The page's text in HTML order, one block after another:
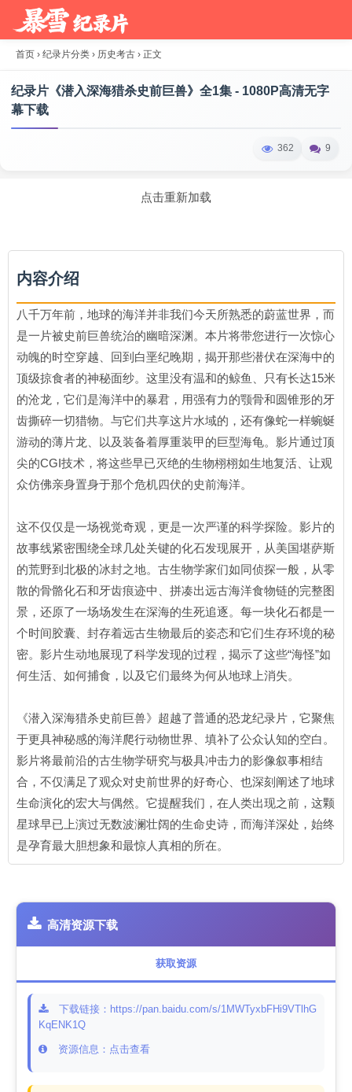
首页 › 纪录片分类 › 历史考古 › 正文
纪录片《潜入深海猎杀史前巨兽》全1集 - 1080P高清无字
幕下载
362 9
点击重新加载
内容介绍
八千万年前，地球的海洋并非我们今天所熟悉的蔚蓝世界，而
是一片被史前巨兽统治的幽暗深渊。本片将带您进行一次惊心
动魄的时空穿越、回到白垩纪晚期，揭开那些潜伏在深海中的
顶级掠食者的神秘面纱。这里没有温和的鲸鱼、只有长达15米
的沧龙，它们是海洋中的暴君，用强有力的颚骨和圆锥形的牙
齿撕碎一切猎物。与它们共享这片水域的，还有像蛇一样蜿蜒
游动的薄片龙、以及装备着厚重装甲的巨型海龟。影片通过顶
尖的CGI技术，将这些早已灭绝的生物栩栩如生地复活、让观
众仿佛亲身置身于那个危机四伏的史前海洋。
这不仅仅是一场视觉奇观，更是一次严谨的科学探险。影片的
故事线紧密围绕全球几处关键的化石发现展开，从美国堪萨斯
的荒野到北极的冰封之地。古生物学家们如同侦探一般，从零
散的骨骼化石和牙齿痕迹中、拼凑出远古海洋食物链的完整图
景，还原了一场场发生在深海的生死追逐。每一块化石都是一
个时间胶囊、封存着远古生物最后的姿态和它们生存环境的秘
密。影片生动地展现了科学发现的过程，揭示了这些“海怪”如
何生活、如何捕食，以及它们最终为何从地球上消失。
《潜入深海猎杀史前巨兽》超越了普通的恐龙纪录片，它聚焦
于更具神秘感的海洋爬行动物世界、填补了公众认知的空白。
影片将最前沿的古生物学研究与极具冲击力的影像叙事相结
合，不仅满足了观众对史前世界的好奇心、也深刻阐述了地球
生命演化的宏大与偶然。它提醒我们，在人类出现之前，这颗
星球早已上演过无数波澜壮阔的生命史诗，而海洋深处，始终
是孕育最大胆想象和最惊人真相的所在。
高清资源下载
获取资源
下载链接：https://pan.baidu.com/s/1MWTyxbFHi9VTlhG
KqENK1Q
资源信息：点击查看